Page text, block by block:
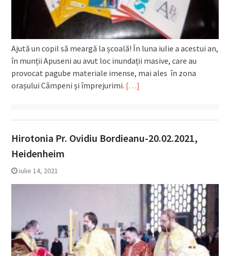
Ajută un copil să meargă la școală! În luna iulie a acestui an,
în munții Apuseni au avut loc inundații masive, care au
provocat pagube materiale imense, mai ales în zona
orașului Câmpeni și împrejurimi. […]
Hirotonia Pr. Ovidiu Bordieanu-20.02.2021,
Heidenheim
iulie 14, 2021